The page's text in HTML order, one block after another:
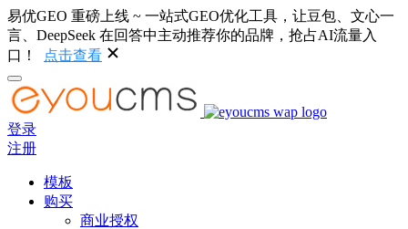
易优GEO 重磅上线 ~ 一站式GEO优化工具，让豆包、文心一
言、DeepSeek 在回答中主动推荐你的品牌，抢占AI流量入
口！
点击查看
登录
注册
模板
购买
商业授权